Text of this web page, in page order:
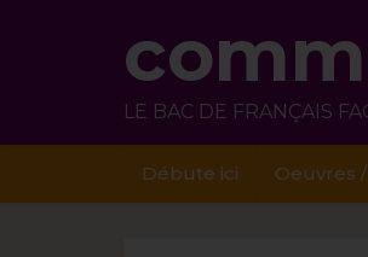
LE BAC DE FRANÇAIS
Débute ici Oeuvres